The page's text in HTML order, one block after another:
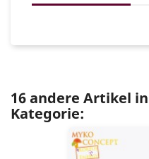
16 andere Artikel
Kategorie: